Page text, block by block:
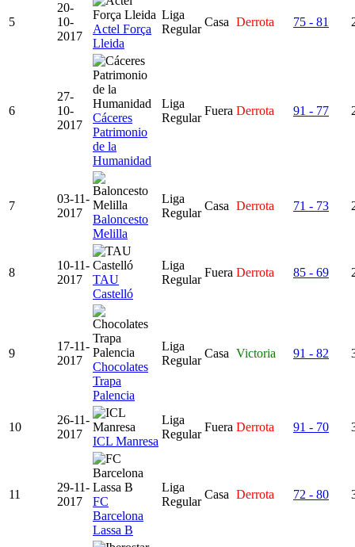
5
20-
10-
2017
Actel Força
Lleida
Liga
Regular
Casa Derrota 75 - 81
6
27-
10-
2017
Cáceres
Patrimonio
de la
Humanidad
Liga
Regular
Fuera Derrota 91 - 77
7
03-11-
2017
Baloncesto
Melilla
Liga
Regular
Casa Derrota 71 - 73
8
10-11-
2017
TAU
Castelló
Liga
Regular
Fuera Derrota 85 - 69
9
17-11-
2017
Chocolates
Trapa
Palencia
Liga
Regular
Casa Victoria 91 - 82
10
26-11-
2017
ICL Manresa
Liga
Regular
Fuera Derrota 91 - 70
11
29-11-
2017
FC
Barcelona
Lassa B
Liga
Regular
Casa Derrota 72 - 80